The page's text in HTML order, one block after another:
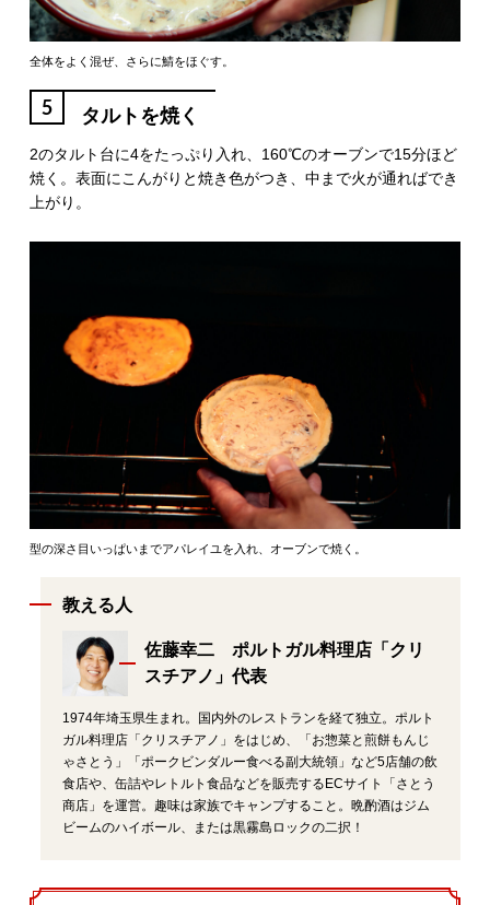
全体をよく混ぜ、さらに鯖をほぐす。
5 タルトを焼く
2のタルト台に4をたっぷり入れ、160℃のオーブンで15分ほど
焼く。表面にこんがりと焼き色がつき、中まで火が通ればでき
上がり。
型の深さ目いっぱいまでアパレイユを入れ、オーブンで焼く。
教える人
佐藤幸二 ポルトガル料理店「クリ
スチアノ」代表
1974年埼玉県生まれ。国内外のレストランを経て独立。ポルト
ガル料理店「クリスチアノ」をはじめ、「お惣菜と煎餅もんじ
ゃさとう」「ポークビンダルー食べる副大統領」など5店舗の飲
食店や、缶詰やレトルト食品などを販売するECサイト「さとう
商店」を運営。趣味は家族でキャンプすること。晩酌酒はジム
ビームのハイボール、または黒霧島ロックの二択！